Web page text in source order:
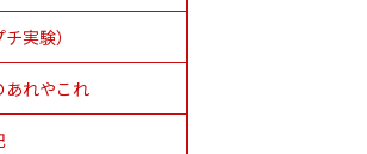
実験）
あれやこれ